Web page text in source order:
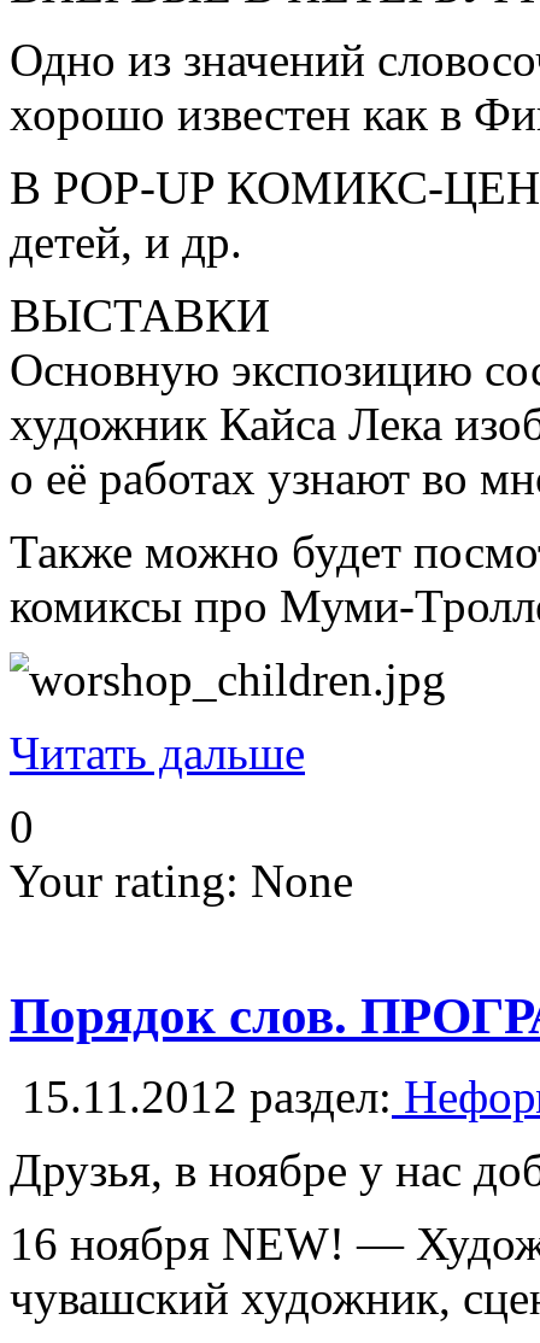
Одно из значений
хорошо известен как в
В POP-UP КОМИКС-
детей, и др.
ВЫСТАВКИ
Основную экспозицию
художник Кайса Лека
о её работах узнают во
Также можно будет
комиксы про Муми-
Читать дальше
0
Your rating: None
Порядок слов.
15.11.2012 раздел:
Друзья, в ноябре у нас
16 ноября NEW! —
чувашский художник,